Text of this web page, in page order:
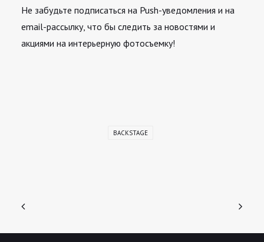
Не забудьте подписаться на Push-уведомления и на
email-рассылку, что бы следить за новостями и
акциями на интерьерную фотосъемку!
BACKSTAGE